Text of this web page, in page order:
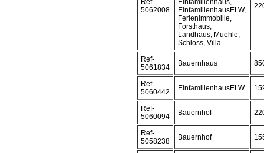
Ref-
5062008
Einfamilienhaus,
EinfamilienhausELW,
Ferienimmobilie,
Forsthaus,
Landhaus, Muehle,
Schloss, Villa
Ref-
5061834
Bauernhaus
Ref-
5060442
EinfamilienhausELW
Ref-
5060094
Bauernhof
Ref-
5058238
Bauernhof